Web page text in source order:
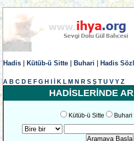
Hadis Kütüb-ü Sitte Buhari Hadis
A B C D E F G H K L M N R S Ş T U V Y Z
HADİSLERİNDE
Kütüb-ü Sitte Buhari